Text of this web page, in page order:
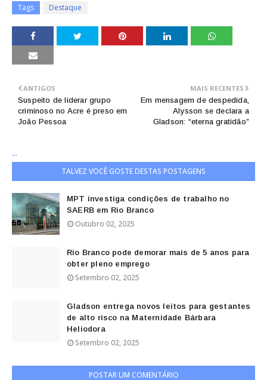
Tags Destaque
MAIS RECENTES
Em mensagem de despedida,
Alysson se declara a
Gladson: “eterna gratidão”
ANTIGOS
Suspeito de liderar grupo
criminoso no Acre é preso em
João Pessoa
...
TALVEZ VOCÊ GOSTE DESTAS POSTAGENS
MPT investiga condições de trabalho no
SAERB em Rio Branco
Outubro 02, 2025
Rio Branco pode demorar mais de 5 anos para
obter pleno emprego
Setembro 02, 2025
Gladson entrega novos leitos para gestantes
de alto risco na Maternidade Bárbara
Heliodora
Setembro 02, 2025
POSTAR UM COMENTÁRIO